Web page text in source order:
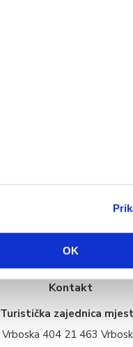
OK
Kontakt
Turistička zajednica
Vrboska 404 21 463